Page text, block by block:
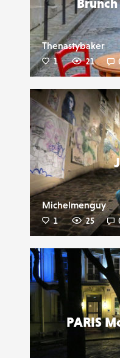
Thenastybaker
1 21
Michelmenguy
1 25
PARIS